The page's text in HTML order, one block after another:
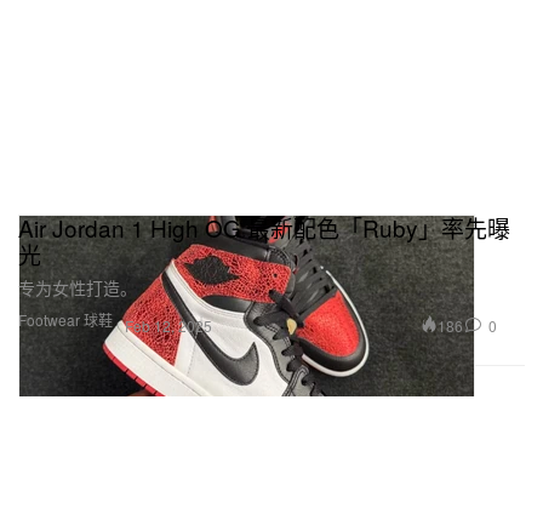
Footwear 球鞋
Air Jordan 1 High OG 最新配色「Ruby」率先曝
光
专为女性打造。
Feb 12, 2025 186 0